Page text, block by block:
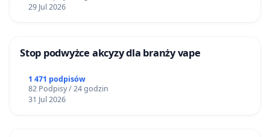
29 Jul 2026
Stop podwyżce akcyzy dla branży vape
1 471 podpisów
82 Podpisy / 24 godzin
31 Jul 2026